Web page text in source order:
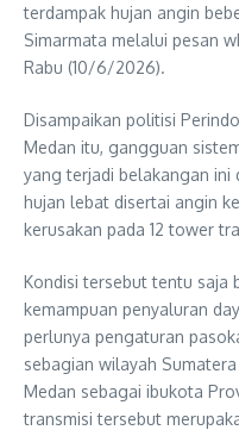
terdampak hujan angin
Simarmata melalui pesan
Rabu (10/6/2026).
Disampaikan politisi
Medan itu, gangguan
yang terjadi belakangan ini
hujan lebat disertai angin
kerusakan pada 12 tower
Kondisi tersebut tentu saja
kemampuan penyaluran
perlunya pengaturan
sebagian wilayah
Medan sebagai ibukota
transmisi tersebut